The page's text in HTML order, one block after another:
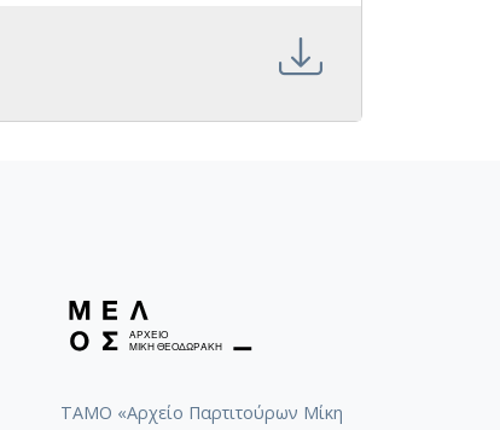
ΤΑΜΟ «Αρχείο Παρτιτούρων Μίκη